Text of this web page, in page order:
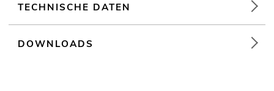
TECHNISCHE DATEN
DOWNLOADS